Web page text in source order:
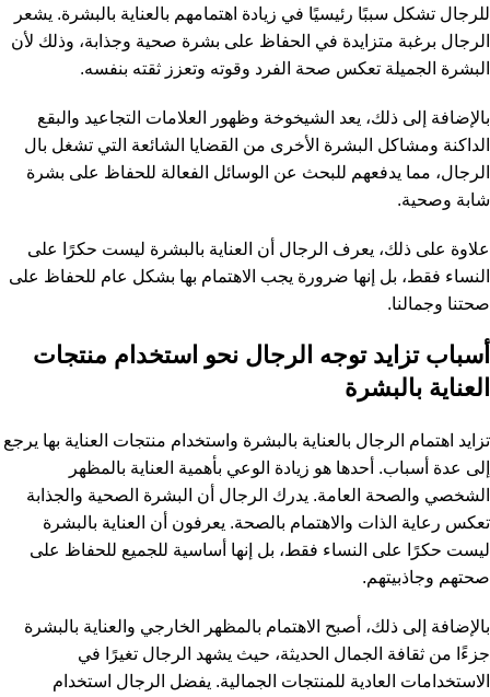
للرجال تشكل سببًا رئيسيًا في زيادة اهتمامهم بالعناية بالبشرة. يشعر
الرجال برغبة متزايدة في الحفاظ على بشرة صحية وجذابة، وذلك لأن
البشرة الجميلة تعكس صحة الفرد وقوته وتعزز ثقته بنفسه.
بالإضافة إلى ذلك، يعد الشيخوخة وظهور العلامات التجاعيد والبقع
الداكنة ومشاكل البشرة الأخرى من القضايا الشائعة التي تشغل بال
الرجال، مما يدفعهم للبحث عن الوسائل الفعالة للحفاظ على بشرة
شابة وصحية.
علاوة على ذلك، يعرف الرجال أن العناية بالبشرة ليست حكرًا على
النساء فقط، بل إنها ضرورة يجب الاهتمام بها بشكل عام للحفاظ على
صحتنا وجمالنا.
أسباب تزايد توجه الرجال نحو استخدام منتجات
العناية بالبشرة
تزايد اهتمام الرجال بالعناية بالبشرة واستخدام منتجات العناية بها يرجع
إلى عدة أسباب. أحدها هو زيادة الوعي بأهمية العناية بالمظهر
الشخصي والصحة العامة. يدرك الرجال أن البشرة الصحية والجذابة
تعكس رعاية الذات والاهتمام بالصحة. يعرفون أن العناية بالبشرة
ليست حكرًا على النساء فقط، بل إنها أساسية للجميع للحفاظ على
صحتهم وجاذبيتهم.
بالإضافة إلى ذلك، أصبح الاهتمام بالمظهر الخارجي والعناية بالبشرة
جزءًا من ثقافة الجمال الحديثة، حيث يشهد الرجال تغيرًا في
الاستخدامات العادية للمنتجات الجمالية. يفضل الرجال استخدام